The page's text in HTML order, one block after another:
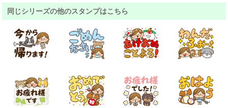
同じシリーズの他のスタンプはこちら